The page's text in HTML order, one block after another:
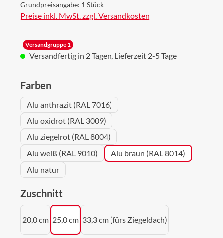
Grundpreisangabe: 1 Stück
Preise inkl. MwSt. zzgl. Versandkosten
Versandgruppe 1
Versandfertig in 2 Tagen, Lieferzeit 2-5 Tage
Farbenauswählen
Alu anthrazit (RAL 7016)
Alu oxidrot (RAL 3009)
Alu ziegelrot (RAL 8004)
Alu weiß (RAL 9010)
Alu braun (RAL 8014)
Alu natur
Zuschnitt
20,0 cm 25,0 cm 33,3 cm (fürs Ziegeldach)